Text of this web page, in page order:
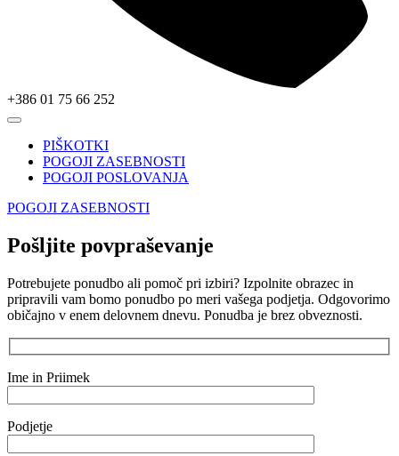
+386 01 75 66 252
PIŠKOTKI
POGOJI ZASEBNOSTI
POGOJI POSLOVANJA
POGOJI ZASEBNOSTI
Pošljite povpraševanje
Potrebujete ponudbo ali pomoč pri izbiri? Izpolnite obrazec in
pripravili vam bomo ponudbo po meri vašega podjetja. Odgovorimo
običajno v enem delovnem dnevu. Ponudba je brez obveznosti.
Ime in Priimek
Podjetje